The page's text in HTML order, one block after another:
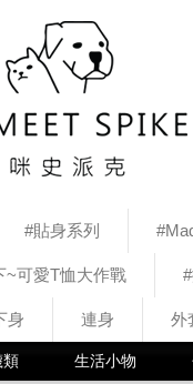
#貼身系列
~可愛T恤大作戰
身 連身 外
類 生活小物